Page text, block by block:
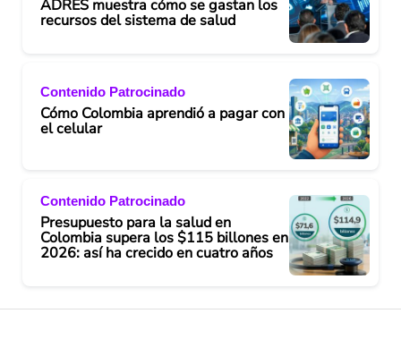
ADRES muestra cómo se gastan los
recursos del sistema de salud
Contenido Patrocinado
Cómo Colombia aprendió a pagar con
el celular
Contenido Patrocinado
Presupuesto para la salud en
Colombia supera los $115 billones en
2026: así ha crecido en cuatro años